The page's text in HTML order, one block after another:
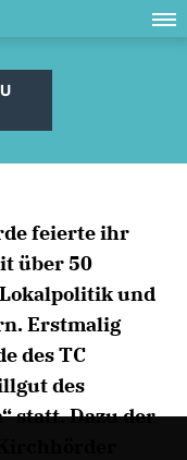
feierte ihr
über 50
und
Erstmalig
des TC
des
statt. Dazu der